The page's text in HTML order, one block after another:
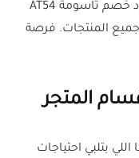
واليوم، منصة كل الكوبونات تقدم لكم كود خصم تاسومة AT54
على خصم 5% على جميع المنتجات. فرصة
المتجر
بتلبي احتياجات